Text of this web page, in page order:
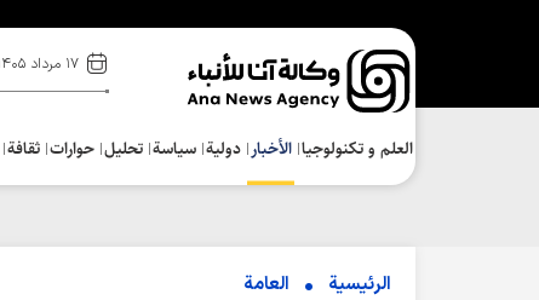
۱۷ مرداد ۱۴۰۵
العلم و تکنولوجیا الأخبار دولية سياسة تحلیل حوارات ثقافة
الرئيسية العامة